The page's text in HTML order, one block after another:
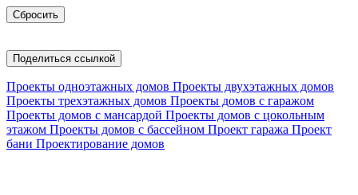
Поделиться ссылкой
Проекты одноэтажных домов Проекты двухэтажных домов
Проекты трехэтажных домов Проекты домов с гаражом
Проекты домов с мансардой Проекты домов с цокольным
этажом Проекты домов с бассейном Проект гаража Проект
бани Проектирование домов